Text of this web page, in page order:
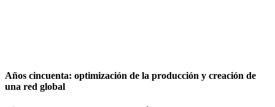
Años cincuenta: optimización de la producción y creación de
una red global